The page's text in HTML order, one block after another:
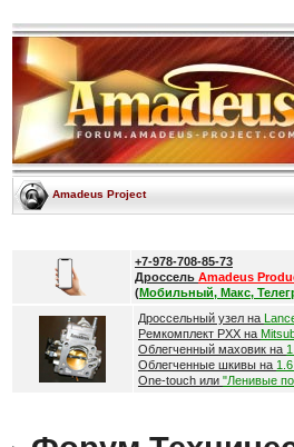
Amadeus Project
+7-978-708-85-73
Дроссель Amadeus
(Мобильный, Макс,
Дроссельный узел на
Ремкомплект РХХ на
Облегченный маховик на
Облегченные шкивы на
One-touch или "Ленивые